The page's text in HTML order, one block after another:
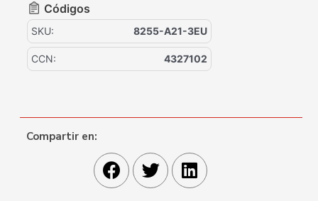
Códigos
SKU: 8255-A21-3EU
CCN: 4327102
Compartir en: